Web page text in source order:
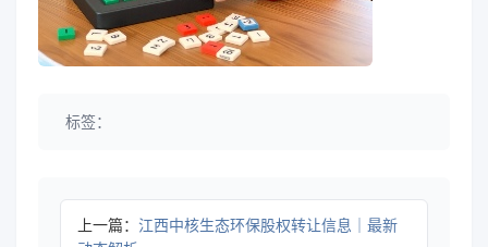
标签：
上一篇： 江西中核生态环保股权转让信息｜最新